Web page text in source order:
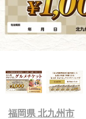
福岡県 北九州市